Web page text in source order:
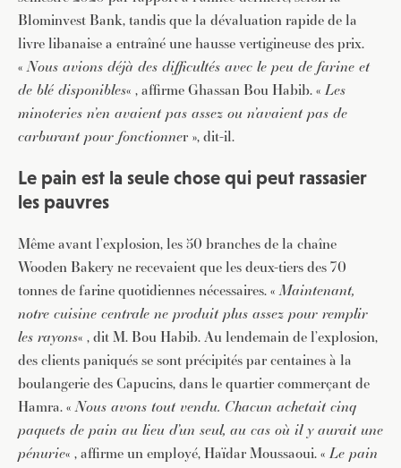
Blominvest Bank, tandis que la dévaluation rapide de la
livre libanaise a entraîné une hausse vertigineuse des prix.
«Nous avions déjà des difficultés avec le peu de farine et
de blé disponibles« , affirme Ghassan Bou Habib. «Les
minoteries n’en avaient pas assez ou n’avaient pas de
carburant pour fonctionner », dit-il.
Le pain est la seule chose qui peut rassasier
les pauvres
Même avant l’explosion, les 50 branches de la chaîne
Wooden Bakery ne recevaient que les deux-tiers des 70
tonnes de farine quotidiennes nécessaires. «Maintenant,
notre cuisine centrale ne produit plus assez pour remplir
les rayons« , dit M. Bou Habib. Au lendemain de l’explosion,
des clients paniqués se sont précipités par centaines à la
boulangerie des Capucins, dans le quartier commerçant de
Hamra. «Nous avons tout vendu. Chacun achetait cinq
paquets de pain au lieu d’un seul, au cas où il y aurait une
pénurie« , affirme un employé, Haïdar Moussaoui. «Le pain